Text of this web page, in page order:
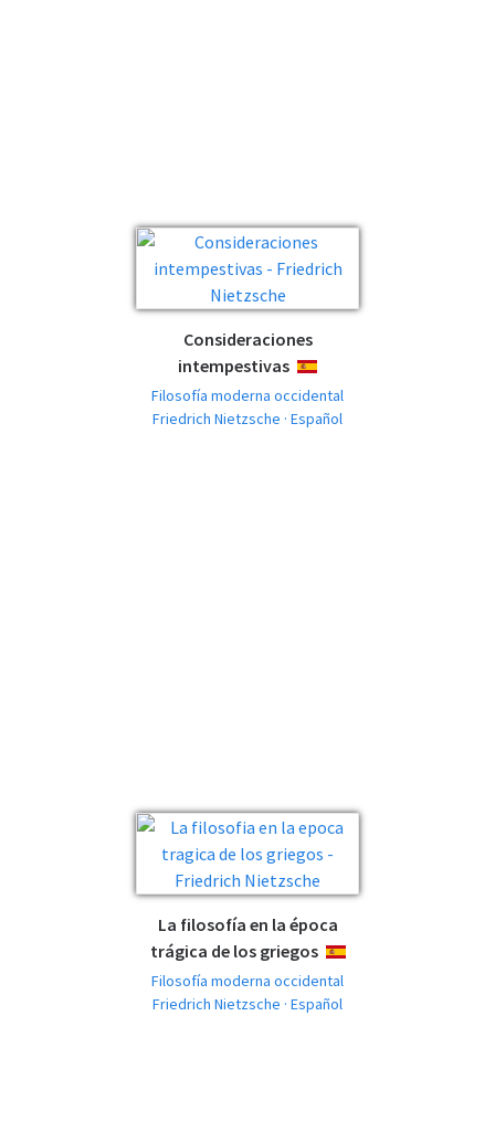
Consideraciones
intempestivas ESPAÑOL
Filosofía moderna occidental
Friedrich Nietzsche · Español
La filosofía en la época
trágica de los griegos ESPAÑOL
Filosofía moderna occidental
Friedrich Nietzsche · Español